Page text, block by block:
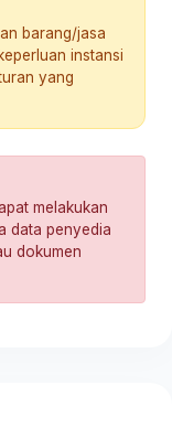
barang/jasa
instansi
yang
melakukan
data penyedia
dokumen